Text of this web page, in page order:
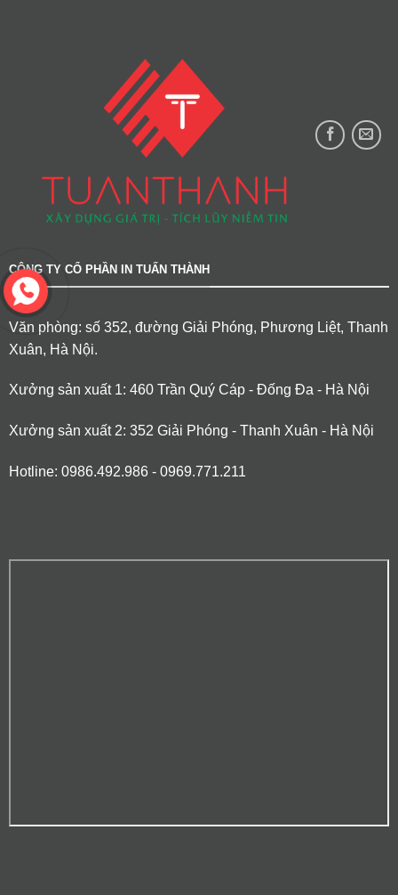
CÔNG TY CỔ PHẦN IN TUẤN THÀNH
Văn phòng: số 352, đường Giải Phóng, Phương Liệt, Thanh
Xuân, Hà Nội.
Xưởng sản xuất 1: 460 Trần Quý Cáp - Đống Đa - Hà Nội
Xưởng sản xuất 2: 352 Giải Phóng - Thanh Xuân - Hà Nội
Hotline: 0986.492.986 - 0969.771.211